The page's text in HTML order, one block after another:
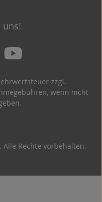
uns!
Alle Rechte vorbehalten.
zzgl.
wenn nicht